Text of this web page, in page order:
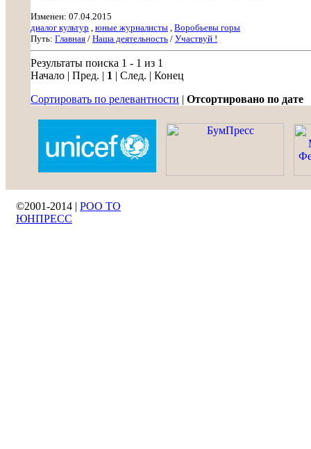
Изменен: 07.04.2015
диалог культур , юные журналисты , Воробьевы горы
Путь: Главная / Наша деятельность / Участвуй !
Результаты поиска 1 - 1 из 1
Начало | Пред. | 1 | След. | Конец
Сортировать по релевантности | Отсортировано по дате
©2001-2014 | РОО ТО
ЮНПРЕСС